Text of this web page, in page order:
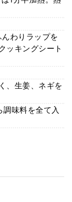
わりラップを
ッキングシート
、生姜、ネギを
味料を全て入